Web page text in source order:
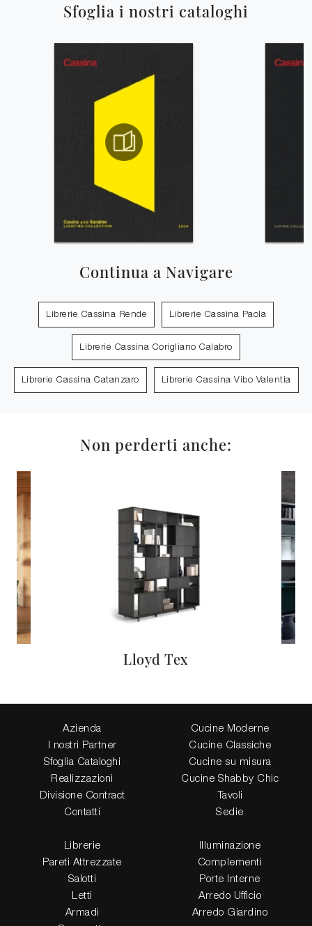
Sfoglia i nostri cataloghi
Continua a Navigare
Librerie Cassina Rende Librerie Cassina Paola
Librerie Cassina Corigliano Calabro
Librerie Cassina Catanzaro Librerie Cassina Vibo Valentia
Non perderti anche:
Lloyd Tex
Azienda
I nostri Partner
Sfoglia Cataloghi
Realizzazioni
Divisione Contract
Contatti
Cucine Moderne
Cucine Classiche
Cucine su misura
Cucine Shabby Chic
Tavoli
Sedie
Librerie
Pareti Attrezzate
Salotti
Letti
Armadi
Illuminazione
Complementi
Porte Interne
Arredo Ufficio
Arredo Giardino